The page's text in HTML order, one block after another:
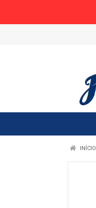
INÍCIO